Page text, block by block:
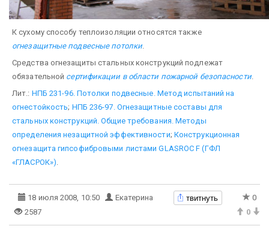
К сухому способу теплоизоляции относятся также
огнезащитные подвесные потолки.
Средства огнезащиты стальных конструкций подлежат
обязательной сертификации в области пожарной безопасности.
Лит.: НПБ 231-96. Потолки подвесные. Метод испытаний на
огнестойкость; НПБ 236-97. Огнезащитные составы для
стальных конструкций. Общие требования. Методы
определения незащитной эффективности; Конструкционная
огнезащита гипсофибровыми листами GLASROC F (ГФЛ
«ГЛАСРОК»)
18 июля 2008, 10:50 Екатерина твитнуть
0
2587
0